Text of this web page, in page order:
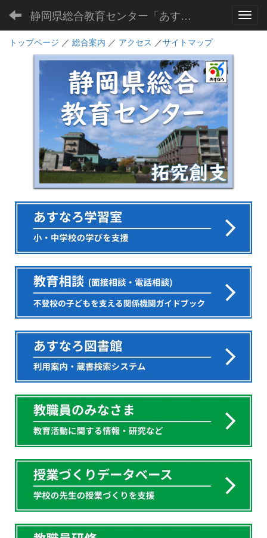
静岡県総合教育センター「あすなろ」
トップページ ／ 総合案内 ／ アクセス ／サイトマップ